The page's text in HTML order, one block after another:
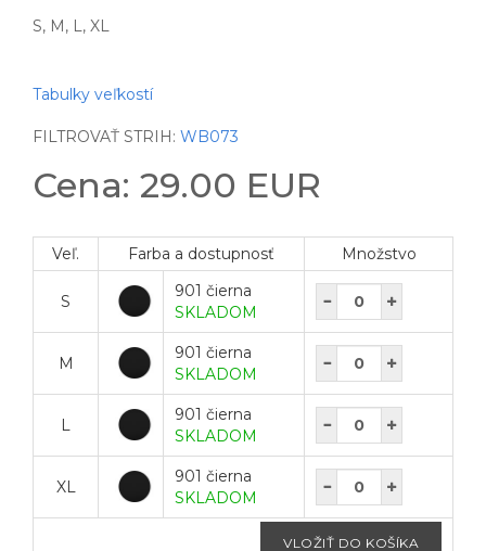
S, M, L, XL
Tabulky veľkostí
FILTROVAŤ STRIH: WB073
Cena: 29.00 EUR
Veľ. Farba a dostupnosť Množstvo
S
901 čierna
SKLADOM
M
901 čierna
SKLADOM
L
901 čierna
SKLADOM
XL
901 čierna
SKLADOM